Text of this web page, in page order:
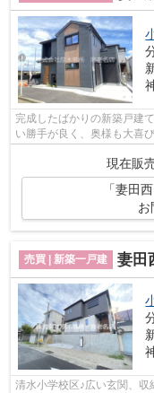
完成したばかりの新築戸建
い勝手が良く、奥様も大喜
ペースにしなくて済む、浴
現在販
「妻田
お
売買 | 新築一戸建 妻
清水小学校区♪広い玄関、